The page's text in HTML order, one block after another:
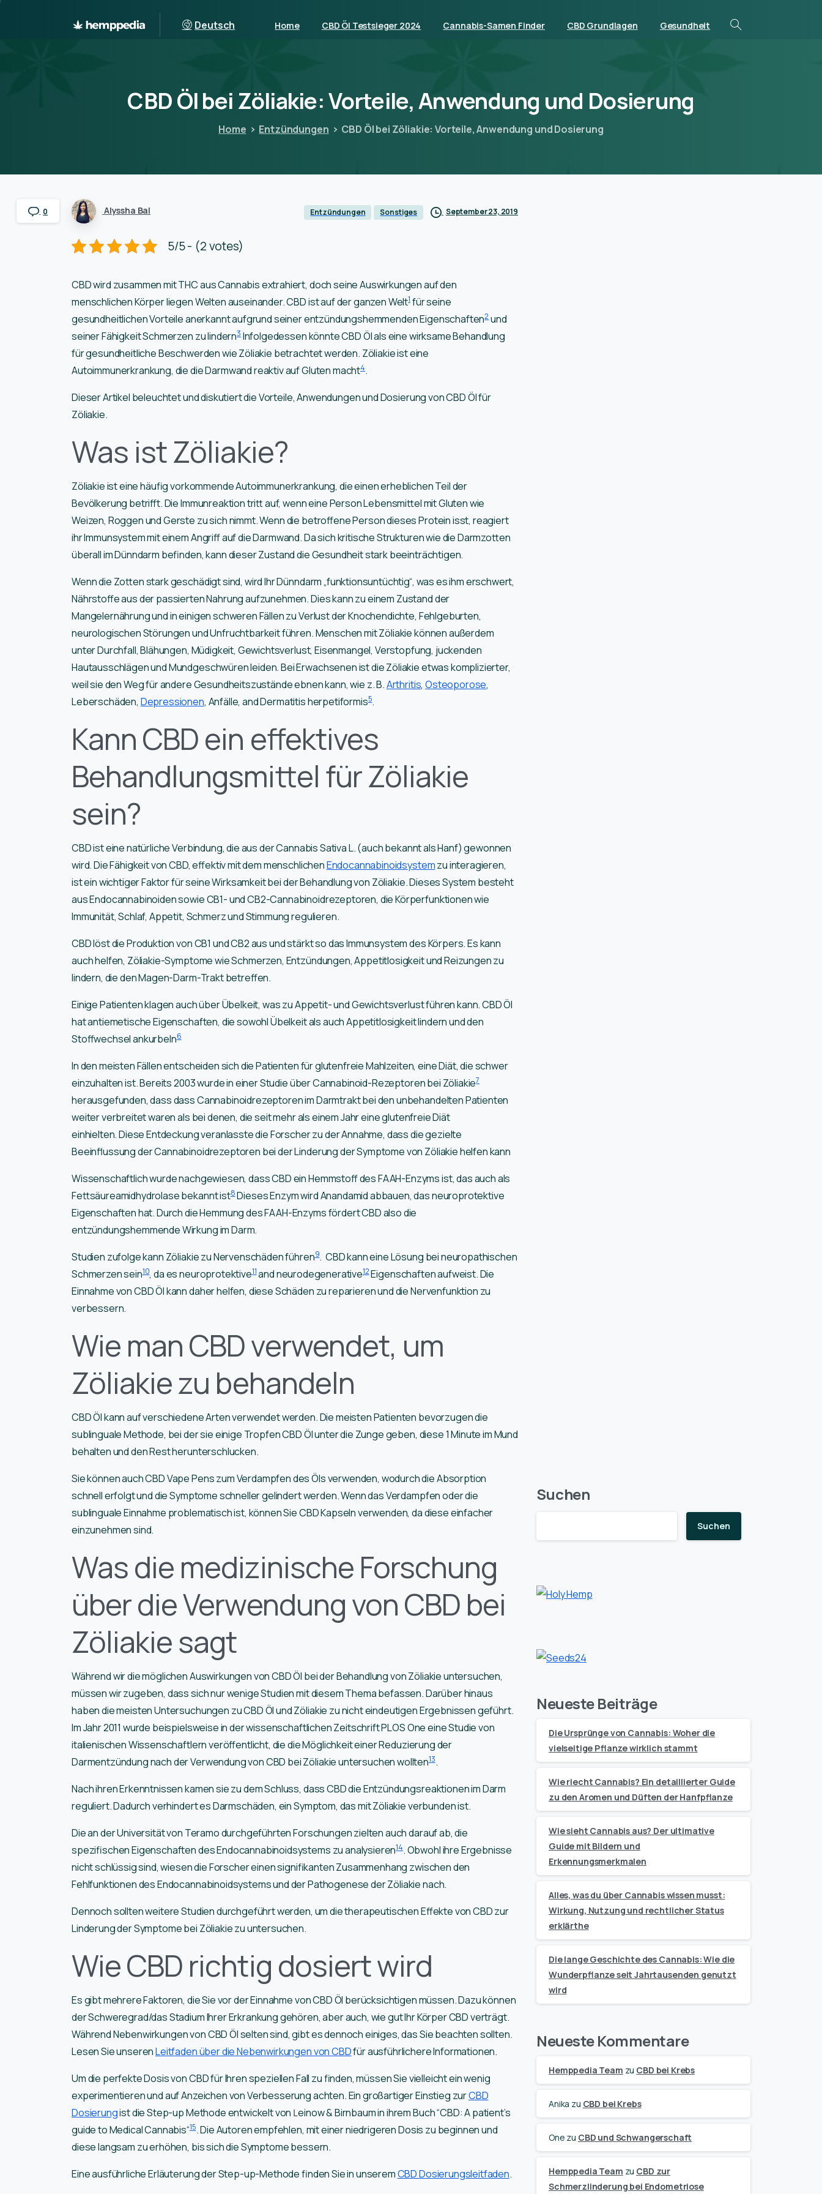
Deutsch Home CBD Öl Testsieger 2024 Cannabis-Samen Finder CBD Grundlagen Gesundheit
CBDÖlbei Zöliakie:Vorteile,Anwendung und Dosierung
Home Entzündungen CBD Öl bei Zöliakie: Vorteile, Anwendung und Dosierung
Alyssha Bal Entzündungen Sonstiges September 23, 2019
5/5 - (2 votes)
CBD wird zusammen mit THC aus Cannabis extrahiert, doch seine Auswirkungen auf den
menschlichen Körper liegen Welten auseinander. CBD ist auf der ganzen Welt1 für seine
gesundheitlichen Vorteile anerkannt aufgrund seiner entzündungshemmenden Eigenschaften2 und
seiner Fähigkeit Schmerzen zu lindern3Infolgedessen könnte CBD Öl als eine wirksame Behandlung
für gesundheitliche Beschwerden wie Zöliakie betrachtet werden. Zöliakie ist eine
Autoimmunerkrankung, die die Darmwand reaktiv auf Gluten macht4.
Dieser Artikel beleuchtet und diskutiert die Vorteile, Anwendungen und Dosierung von CBD Öl für
Zöliakie.
Was ist Zöliakie?
Zöliakie ist eine häufig vorkommende Autoimmunerkrankung, die einen erheblichen Teil der
Bevölkerung betrifft. Die Immunreaktion tritt auf, wenn eine Person Lebensmittel mit Gluten wie
Weizen, Roggen und Gerste zu sich nimmt. Wenn die betroffene Person dieses Protein isst, reagiert
ihr Immunsystem mit einem Angriff auf die Darmwand. Da sich kritische Strukturen wie die Darmzotten
überall im Dünndarm befinden, kann dieser Zustand die Gesundheit stark beeinträchtigen.
Wenn die Zotten stark geschädigt sind, wird Ihr Dünndarm „funktionsuntüchtig“, was es ihm erschwert,
Nährstoffe aus der passierten Nahrung aufzunehmen. Dies kann zu einem Zustand der
Mangelernährung und in einigen schweren Fällen zu Verlust der Knochendichte, Fehlgeburten,
neurologischen Störungen und Unfruchtbarkeit führen. Menschen mit Zöliakie können außerdem
unter Durchfall, Blähungen, Müdigkeit, Gewichtsverlust, Eisenmangel, Verstopfung, juckenden
Hautausschlägen und Mundgeschwüren leiden. Bei Erwachsenen ist die Zöliakie etwas komplizierter,
weil sie den Weg für andere Gesundheitszustände ebnen kann, wie z. B.Arthritis,Osteoporose,
Leberschäden, Depressionen, Anfälle, and Dermatitis herpetiformis5.
Kann CBD ein effektives
Behandlungsmittel für Zöliakie
sein?
CBD ist eine natürliche Verbindung, die aus der Cannabis Sativa L. (auch bekannt als Hanf) gewonnen
wird. Die Fähigkeit von CBD, effektiv mit dem menschlichenEndocannabinoidsystemzu interagieren,
ist ein wichtiger Faktor für seine Wirksamkeit bei der Behandlung von Zöliakie. Dieses System besteht
aus Endocannabinoiden sowie CB1- und CB2-Cannabinoidrezeptoren, die Körperfunktionen wie
Immunität, Schlaf, Appetit, Schmerz und Stimmung regulieren.
CBD löst die Produktion von CB1 und CB2 aus und stärkt so das Immunsystem des Körpers. Es kann
auch helfen, Zöliakie-Symptome wie Schmerzen, Entzündungen, Appetitlosigkeit und Reizungen zu
lindern, die den Magen-Darm-Trakt betreffen.
Einige Patienten klagen auch über Übelkeit, was zu Appetit- und Gewichtsverlust führen kann. CBD Öl
hat antiemetische Eigenschaften, die sowohl Übelkeit als auch Appetitlosigkeit lindern und den
Stoffwechsel ankurbeln6
In den meisten Fällen entscheiden sich die Patienten für glutenfreie Mahlzeiten, eine Diät, die schwer
einzuhalten ist. Bereits 2003 wurde in einer Studie über Cannabinoid-Rezeptoren bei Zöliakie7
herausgefunden, dass dass Cannabinoidrezeptoren im Darmtrakt bei den unbehandelten Patienten
weiter verbreitet waren als bei denen, die seit mehr als einem Jahr eine glutenfreie Diät
einhielten. Diese Entdeckung veranlasste die Forscher zu der Annahme, dass die gezielte
Beeinflussung der Cannabinoidrezeptoren bei der Linderung der Symptome von Zöliakie helfen kann
Wissenschaftlich wurde nachgewiesen, dass CBD ein Hemmstoff des FAAH-Enzyms ist, das auch als
Fettsäureamidhydrolase bekannt ist8Dieses Enzym wird Anandamid abbauen, das neuroprotektive
Eigenschaften hat. Durch die Hemmung des FAAH-Enzyms fördert CBD also die
entzündungshemmende Wirkung im Darm.
Studien zufolge kann Zöliakie zu Nervenschäden führen9. CBD kann eine Lösung bei neuropathischen
Schmerzen sein10, da es neuroprotektive11and neurodegenerative12Eigenschaften aufweist. Die
Einnahme von CBD Öl kann daher helfen, diese Schäden zu reparieren und die Nervenfunktion zu
verbessern.
Wie man CBD verwendet, um
Zöliakie zu behandeln
CBD Öl kann auf verschiedene Arten verwendet werden. Die meisten Patienten bevorzugen die
sublinguale Methode, bei der sie einige Tropfen CBD Öl unter die Zunge geben, diese 1 Minute im Mund
behalten und den Rest herunterschlucken.
Sie können auch CBD Vape Pens zum Verdampfen des Öls verwenden, wodurch die Absorption
schnell erfolgt und die Symptome schneller gelindert werden. Wenn das Verdampfen oder die
sublinguale Einnahme problematisch ist, können Sie CBD Kapseln verwenden, da diese einfacher
einzunehmen sind.
Was die medizinische Forschung
über die Verwendung von CBD bei
Zöliakie sagt
Während wir die möglichen Auswirkungen von CBD Öl bei der Behandlung von Zöliakie untersuchen,
müssen wir zugeben, dass sich nur wenige Studien mit diesem Thema befassen. Darüber hinaus
haben die meisten Untersuchungen zu CBD Öl und Zöliakie zu nicht eindeutigen Ergebnissen geführt.
Im Jahr 2011 wurde beispielsweise in der wissenschaftlichen Zeitschrift PLOS One eine Studie von
italienischen Wissenschaftlern veröffentlicht, die die Möglichkeit einer Reduzierung der
Darmentzündung nach der Verwendung von CBD bei Zöliakie untersuchen wollten13.
Nach ihren Erkenntnissen kamen sie zu dem Schluss, dass CBD die Entzündungsreaktionen im Darm
reguliert. Dadurch verhindert es Darmschäden, ein Symptom, das mit Zöliakie verbunden ist.
Die an der Universität von Teramo durchgeführten Forschungen zielten auch darauf ab, die
spezifischen Eigenschaften des Endocannabinoidsystems zu analysieren14. Obwohl ihre Ergebnisse
nicht schlüssig sind, wiesen die Forscher einen signifikanten Zusammenhang zwischen den
Fehlfunktionen des Endocannabinoidsystems und der Pathogenese der Zöliakie nach.
Dennoch sollten weitere Studien durchgeführt werden, um die therapeutischen Effekte von CBD zur
Linderung der Symptome bei Zöliakie zu untersuchen.
Wie CBD richtig dosiert wird
Es gibt mehrere Faktoren, die Sie vor der Einnahme von CBD Öl berücksichtigen müssen. Dazu können
der Schweregrad/das Stadium Ihrer Erkrankung gehören, aber auch, wie gut Ihr Körper CBD verträgt.
Während Nebenwirkungen von CBD Öl selten sind, gibt es dennoch einiges, das Sie beachten sollten.
Lesen Sie unserenLeitfaden über die Nebenwirkungen von CBDfür ausführlichere Informationen.
Um die perfekte Dosis von CBD für Ihren speziellen Fall zu finden, müssen Sie vielleicht ein wenig
experimentieren und auf Anzeichen von Verbesserung achten. Ein großartiger Einstieg zurCBD
Dosierungist die Step-up Methode entwickelt von Leinow & Birnbaum in ihrem Buch “CBD: A patient’s
guide to Medical Cannabis“15. Die Autoren empfehlen, mit einer niedrigeren Dosis zu beginnen und
diese langsam zu erhöhen, bis sich die Symptome bessern.
Eine ausführliche Erläuterung der Step-up-Methode finden Sie in unseremCBD Dosierungsleitfaden.
0
Suchen
Suchen
Neueste Beiträge
Die Ursprünge von Cannabis: Woher die
vielseitige Pflanze wirklich stammt
Wie riecht Cannabis? Ein detaillierter Guide
zu den Aromen und Düften der Hanfpflanze
Wie sieht Cannabis aus? Der ultimative
Guide mit Bildern und
Erkennungsmerkmalen
Alles, was du über Cannabis wissen musst:
Wirkung, Nutzung und rechtlicher Status
erklärthe
Die lange Geschichte des Cannabis: Wie die
Wunderpflanze seit Jahrtausenden genutzt
wird
Neueste Kommentare
Hemppedia Team zu CBD bei Krebs
Anika zu CBD bei Krebs
One zu CBD und Schwangerschaft
Hemppedia Team zu CBD zur
Schmerzlinderung bei Endometriose